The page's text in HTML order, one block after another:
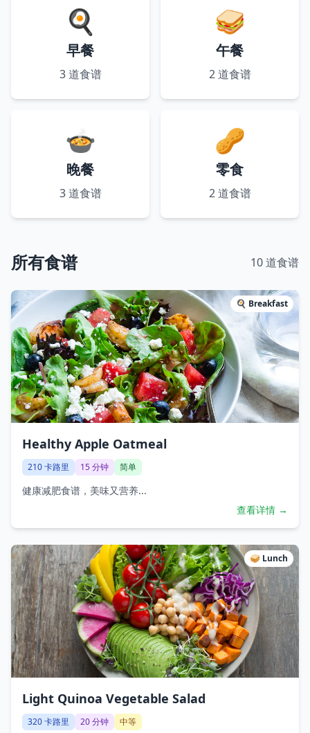
🍳
早餐
3道食谱
🥪
午餐
2道食谱
🍲
晚餐
3道食谱
🥜
零食
2道食谱
所有食谱 10道食谱
🍳 Breakfast
Healthy Apple Oatmeal
210卡路里 15分钟 简单
健康减肥食谱，美味又营养...
查看详情 →
🥪 Lunch
Light Quinoa Vegetable Salad
320卡路里 20分钟 中等